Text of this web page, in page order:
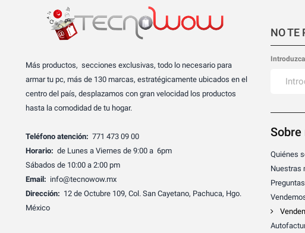
Más productos, secciones exclusivas, todo lo necesario para
armar tu pc, más de 130 marcas, estratégicamente ubicados en el
centro del país, desplazamos con gran velocidad los productos
hasta la comodidad de tu hogar.
Teléfono atención: 771 473 09 00
Horario: de Lunes a Viernes de 9:00 a 6pm
Sábados de 10:00 a 2:00 pm
Email: info@tecnowow.mx
Dirección: 12 de Octubre 109, Col. San Cayetano, Pachuca, Hgo.
México
NO TE
Quiénes
Nuestras